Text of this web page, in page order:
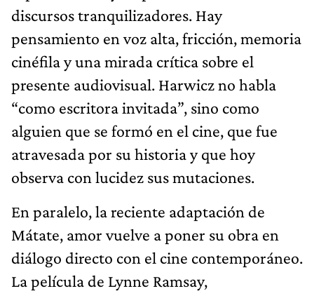
discursos tranquilizadores. Hay
pensamiento en voz alta, fricción, memoria
cinéfila y una mirada crítica sobre el
presente audiovisual. Harwicz no habla
“como escritora invitada”, sino como
alguien que se formó en el cine, que fue
atravesada por su historia y que hoy
observa con lucidez sus mutaciones.
En paralelo, la reciente adaptación de
Mátate, amor vuelve a poner su obra en
diálogo directo con el cine contemporáneo.
La película de Lynne Ramsay,